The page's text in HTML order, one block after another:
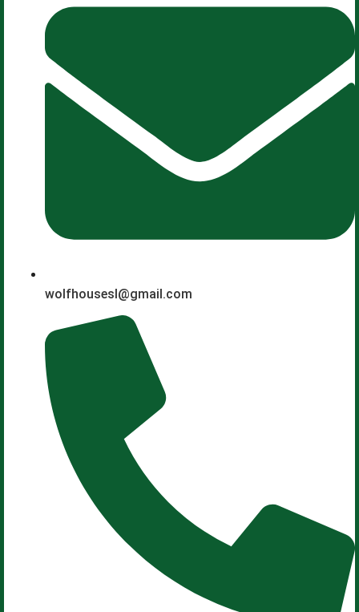
wolfhousesl@gmail.com